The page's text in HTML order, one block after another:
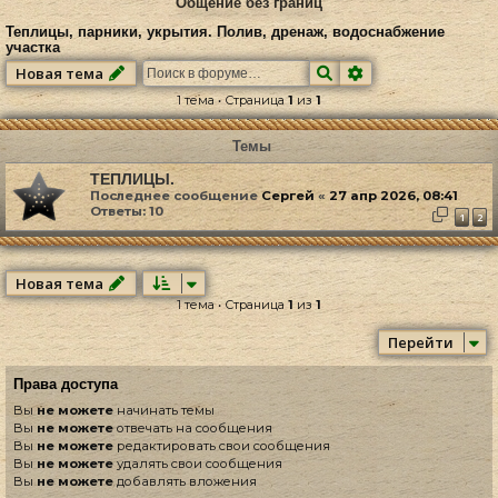
Теплицы, парники, укрытия. Полив, дренаж, водоснабжение
участка
Новая тема Поиск Расширенный
1 тема • Страница1 из 1
Темы
ТЕПЛИЦЫ.
Последнее сообщениеСергей« 27 апр 2026, 08:41
Ответы:10 1 2
Новая тема
1 тема • Страница 1 из1
Перейти
Права доступа
Выне можетеначинать темы
Вы не можетеотвечать на сообщения
Вы не можете редактировать свои сообщения
Вы не можетеудалять свои сообщения
Вы не можете добавлять вложения